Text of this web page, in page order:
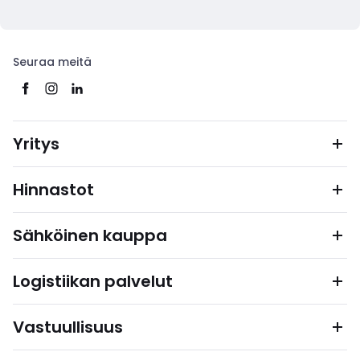
Seuraa meitä
Yritys
Hinnastot
Sähköinen kauppa
Logistiikan palvelut
Vastuullisuus